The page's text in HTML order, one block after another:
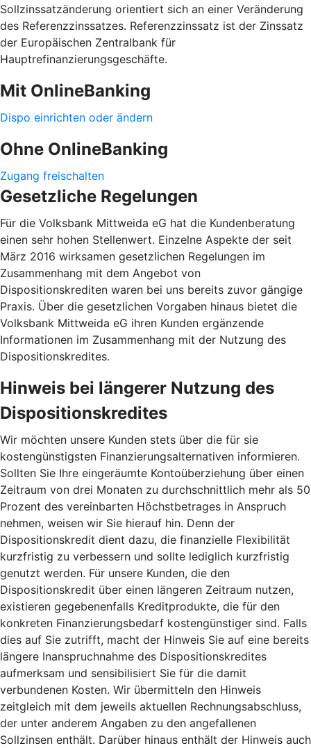
Sollzinssatzänderung orientiert sich an einer Veränderung
des Referenzzinssatzes. Referenzzinssatz ist der Zinssatz
der Europäischen Zentralbank für
Hauptrefinanzierungsgeschäfte.
Mit OnlineBanking
Dispo einrichten oder ändern
Ohne OnlineBanking
Zugang freischalten
Gesetzliche Regelungen
Für die Volksbank Mittweida eG hat die Kundenberatung
einen sehr hohen Stellenwert. Einzelne Aspekte der seit
März 2016 wirksamen gesetzlichen Regelungen im
Zusammenhang mit dem Angebot von
Dispositionskrediten waren bei uns bereits zuvor gängige
Praxis. Über die gesetzlichen Vorgaben hinaus bietet die
Volksbank Mittweida eG ihren Kunden ergänzende
Informationen im Zusammenhang mit der Nutzung des
Dispositionskredites.
Hinweis bei längerer Nutzung des
Dispositionskredites
Wir möchten unsere Kunden stets über die für sie
kostengünstigsten Finanzierungsalternativen informieren.
Sollten Sie Ihre eingeräumte Kontoüberziehung über einen
Zeitraum von drei Monaten zu durchschnittlich mehr als 50
Prozent des vereinbarten Höchstbetrages in Anspruch
nehmen, weisen wir Sie hierauf hin. Denn der
Dispositionskredit dient dazu, die finanzielle Flexibilität
kurzfristig zu verbessern und sollte lediglich kurzfristig
genutzt werden. Für unsere Kunden, die den
Dispositionskredit über einen längeren Zeitraum nutzen,
existieren gegebenenfalls Kreditprodukte, die für den
konkreten Finanzierungsbedarf kostengünstiger sind. Falls
dies auf Sie zutrifft, macht der Hinweis Sie auf eine bereits
längere Inanspruchnahme des Dispositionskredites
aufmerksam und sensibilisiert Sie für die damit
verbundenen Kosten. Wir übermitteln den Hinweis
zeitgleich mit dem jeweils aktuellen Rechnungsabschluss,
der unter anderem Angaben zu den angefallenen
Sollzinsen enthält. Darüber hinaus enthält der Hinweis auch